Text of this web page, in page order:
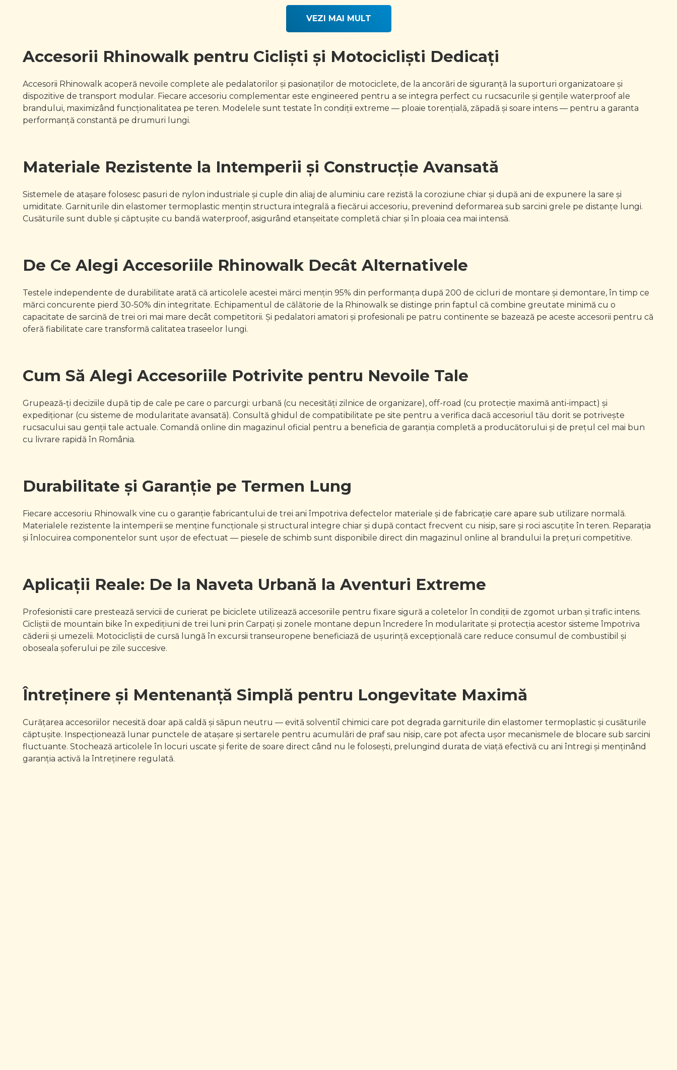
VEZI MAI MULT
Accesorii Rhinowalk pentru Cicliști și Motocicliști Dedicați
Accesorii Rhinowalk acoperă nevoile complete ale pedalatorilor și pasionaților de motociclete, de la ancorări de siguranță la suporturi organizatoare și
dispozitive de transport modular. Fiecare accesoriu complementar este engineered pentru a se integra perfect cu rucsacurile și genţile waterproof ale
brandului, maximizând funcționalitatea pe teren. Modelele sunt testate în condiții extreme — ploaie torențială, zăpadă și soare intens — pentru a garanta
performanță constantă pe drumuri lungi.
Materiale Rezistente la Intemperii și Construcție Avansată
Sistemele de atașare folosesc pasuri de nylon industriale și cuple din aliaj de aluminiu care rezistă la coroziune chiar și după ani de expunere la sare și
umiditate. Garniturile din elastomer termoplastic mențin structura integrală a fiecărui accesoriu, prevenind deformarea sub sarcini grele pe distanțe lungi.
Cusăturile sunt duble și căptușite cu bandă waterproof, asigurând etanșeitate completă chiar și în ploaia cea mai intensă.
De Ce Alegi Accesoriile Rhinowalk Decât Alternativele
Testele independente de durabilitate arată că articolele acestei mărci mențin 95% din performanța după 200 de cicluri de montare și demontare, în timp ce
mărci concurente pierd 30-50% din integritate. Echipamentul de călătorie de la Rhinowalk se distinge prin faptul că combine greutate minimă cu o
capacitate de sarcină de trei ori mai mare decât competitorii. Și pedalatori amatori și profesionali pe patru continente se bazează pe aceste accesorii pentru că
oferă fiabilitate care transformă calitatea traseelor lungi.
Cum Să Alegi Accesoriile Potrivite pentru Nevoile Tale
Grupează-ți deciziile după tip de cale pe care o parcurgi: urbană (cu necesități zilnice de organizare), off-road (cu protecție maximă anti-impact) și
expediționar (cu sisteme de modularitate avansată). Consultă ghidul de compatibilitate pe site pentru a verifica dacă accesoriul tău dorit se potrivește
rucsacului sau genții tale actuale. Comandă online din magazinul oficial pentru a beneficia de garanția completă a producătorului și de prețul cel mai bun
cu livrare rapidă în România.
Durabilitate și Garanție pe Termen Lung
Fiecare accesoriu Rhinowalk vine cu o garanție fabricantului de trei ani împotriva defectelor materiale și de fabricație care apare sub utilizare normală.
Materialele rezistente la intemperii se menține funcționale și structural integre chiar și după contact frecvent cu nisip, sare și roci ascuțite în teren. Reparația
și înlocuirea componentelor sunt ușor de efectuat — piesele de schimb sunt disponibile direct din magazinul online al brandului la prețuri competitive.
Aplicații Reale: De la Naveta Urbană la Aventuri Extreme
Profesionistii care prestează servicii de curierat pe biciclete utilizează accesoriile pentru fixare sigură a coletelor în condiții de zgomot urban și trafic intens.
Cicliștii de mountain bike în expedițiuni de trei luni prin Carpați și zonele montane depun încredere în modularitate și protecția acestor sisteme împotriva
căderii și umezelii. Motocicliștii de cursă lungă în excursii transeuropene beneficiază de ușurință excepțională care reduce consumul de combustibil și
oboseala șoferului pe zile succesive.
Întreținere și Mentenanță Simplă pentru Longevitate Maximă
Curățarea accesoriilor necesită doar apă caldă și săpun neutru — evită solventiî chimici care pot degrada garniturile din elastomer termoplastic și cusăturile
căptușite. Inspecționează lunar punctele de atașare și sertarele pentru acumulări de praf sau nisip, care pot afecta ușor mecanismele de blocare sub sarcini
fluctuante. Stochează articolele în locuri uscate și ferite de soare direct când nu le folosești, prelungind durata de viață efectivă cu ani întregi și menținând
garanția activă la întreținere regulată.